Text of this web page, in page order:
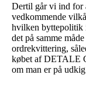
Dertil går vi ind for
vedkommende
hvilken byttepolitik
det på samme
ordrekvittering,
købet af DETALE
om man er på